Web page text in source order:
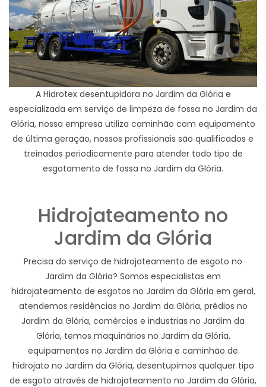
A Hidrotex desentupidora no Jardim da Glória e
especializada em serviço de limpeza de fossa no Jardim da
Glória, nossa empresa utiliza caminhão com equipamento
de última geração, nossos profissionais são qualificados e
treinados periodicamente para atender todo tipo de
esgotamento de fossa no Jardim da Glória.
Hidrojateamento no
Jardim da Glória
Precisa do serviço de hidrojateamento de esgoto no
Jardim da Glória? Somos especialistas em
hidrojateamento de esgotos no Jardim da Glória em geral,
atendemos residências no Jardim da Glória, prédios no
Jardim da Glória, comércios e industrias no Jardim da
Glória, temos maquinários no Jardim da Glória,
equipamentos no Jardim da Glória e caminhão de
hidrojato no Jardim da Glória, desentupimos qualquer tipo
de esgoto através de hidrojateamento no Jardim da Glória,